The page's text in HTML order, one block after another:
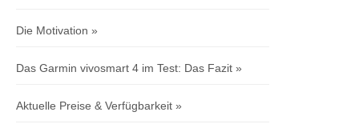
Die Motivation
Das Garmin vivosmart 4 im Test: Das Fazit
Aktuelle Preise & Verfügbarkeit